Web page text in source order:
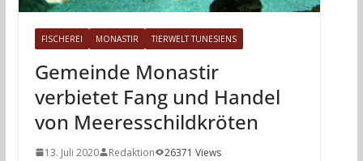
FISCHEREI MONASTIR TIERWELT TUNESIENS
Gemeinde Monastir
verbietet Fang und Handel
von Meeresschildkröten
13. Juli 2020 Redaktion
26371 Views